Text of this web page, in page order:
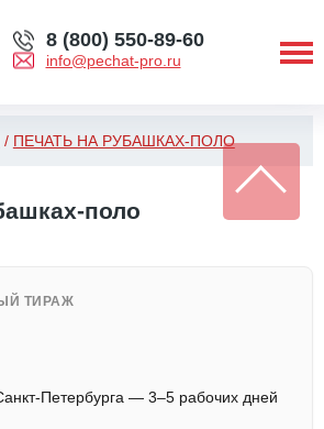
info@pechat-pro.ru
8 (800) 550-89-60
/ ПЕЧАТЬ НА РУБАШКАХ-ПОЛО
поло
ТИРАЖ
Петербурга — 3–5 рабочих дней